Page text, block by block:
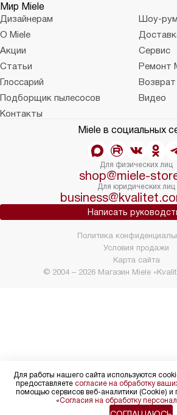
Мир Miele
Дизайнерам
Шоу-рум
О Miele
Акции
Сервис
Статьи
Ремонт
Глоссарий
Подборщик пылесосов
Видео
Контакты
Miele в социальных
Для физических лиц
shop@miele-
Для юридических лиц
Написать
© 2004 – 2026 Магазин Miele
Политика
Условия продажи
Карта сайта
Для работы нашего сайта используются
предоставляете согласие на обработку
помощью сервисов веб-аналитики (Cookie) и
«Согласия на обработку